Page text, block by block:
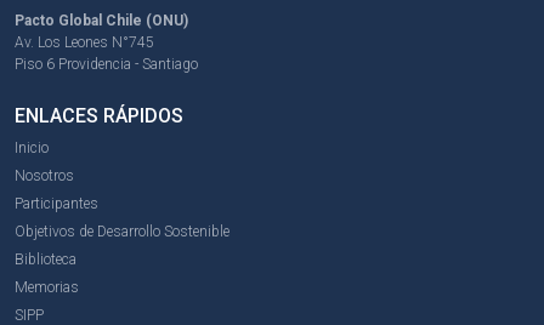
Pacto Global Chile (ONU)
Av. Los Leones N°745
Piso 6 Providencia - Santiago
ENLACES RÁPIDOS
Inicio
Nosotros
Participantes
Objetivos de Desarrollo Sostenible
Biblioteca
Memorias
SIPP